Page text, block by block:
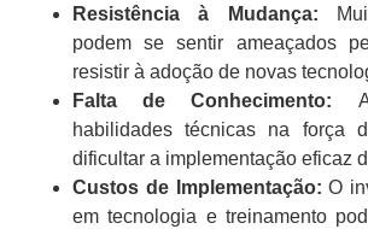
Resistência à Mudança:
podem se sentir ameaçados
resistir à adoção de novas
Falta de Conhecimento: A
habilidades técnicas na força
dificultar a implementação eficaz
Custos de Implementação: O
em tecnologia e treinamento